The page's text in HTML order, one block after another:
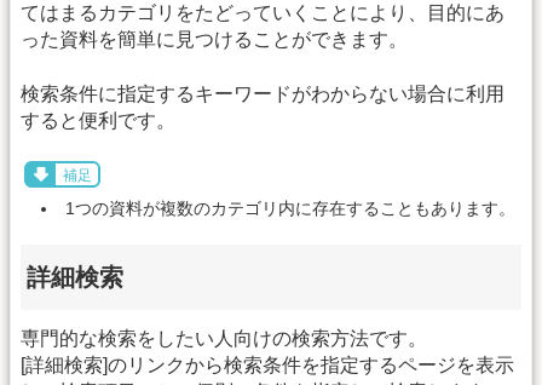
てはまるカテゴリをたどっていくことにより、目的にあ
った資料を簡単に見つけることができます。
検索条件に指定するキーワードがわからない場合に利用
すると便利です。
補足
1つの資料が複数のカテゴリ内に存在することもあります。
詳細検索
専門的な検索をしたい人向けの検索方法です。
[詳細検索]のリンクから検索条件を指定するページを表示